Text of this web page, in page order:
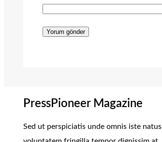
PressPioneer Magazine
Sed ut perspiciatis unde omnis iste natus